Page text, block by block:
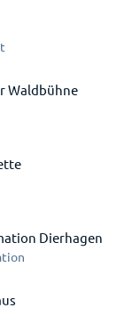
Waldbühne
Dierhagen